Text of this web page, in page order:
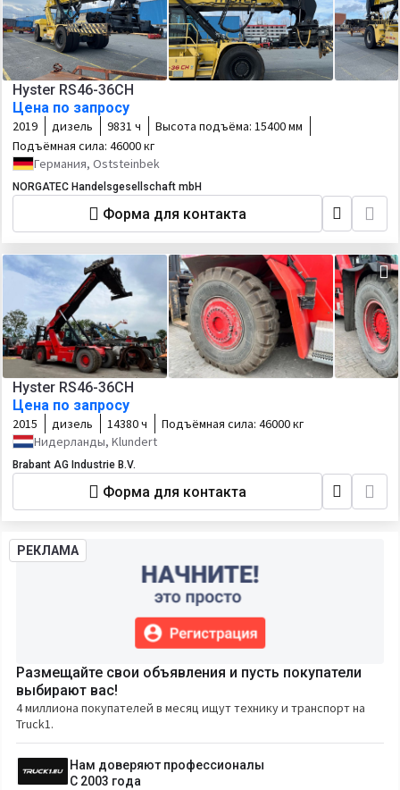
Hyster RS46-36CH
Цена по запросу
2019 дизель 9831 ч Высота подъёма: 15400 мм
Подъёмная сила: 46000 кг
Германия, Oststeinbek
NORGATEC Handelsgesellschaft mbH
Форма для контакта
Hyster RS46-36CH
Цена по запросу
2015 дизель 14380 ч Подъёмная сила: 46000 кг
Нидерланды, Klundert
Brabant AG Industrie B.V.
Форма для контакта
РЕКЛАМА
Размещайте свои объявления и пусть покупатели
выбирают вас!
4 миллиона покупателей в месяц ищут технику и транспорт на
Truck1.
Нам доверяют профессионалы
С 2003 года